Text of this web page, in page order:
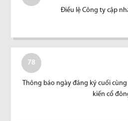
Điều lệ Công ty cập
78
Thông báo ngày đăng ký cuối
kiến cổ